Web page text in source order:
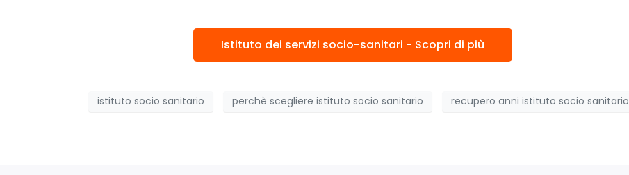
Istituto dei servizi socio-sanitari - Scopri di più
istituto socio sanitario perchè scegliere istituto socio sanitario recupero anni istituto socio sanitario